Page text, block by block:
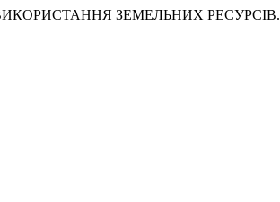
ЗЕМЕЛЬНИХ РЕСУРСІВ.